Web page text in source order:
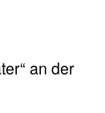
an der